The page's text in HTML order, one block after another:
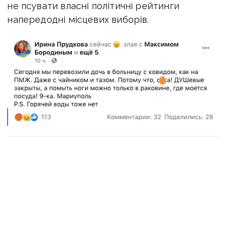
не псувати власні політичні рейтинги
напередодні місцевих виборів.